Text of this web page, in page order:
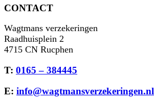
CONTACT
Wagtmans verzekeringen
Raadhuisplein 2
4715 CN Rucphen
T: 0165 – 384445
E: info@wagtmansverzekeringen.nl